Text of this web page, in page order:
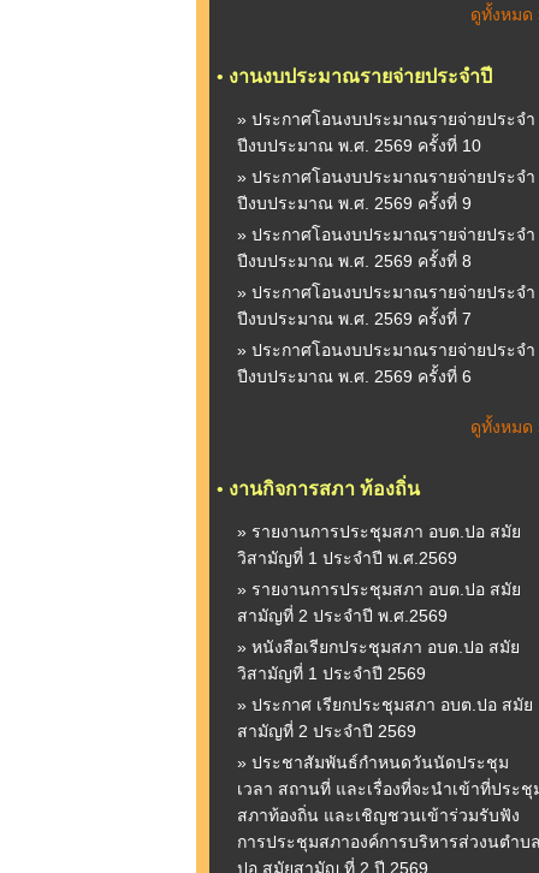
ดูทั้งหมด
• งานงบประมาณรายจ่ายประจำปี
» ประกาศโอนงบประมาณรายจ่ายประจำ
ปีงบประมาณ พ.ศ. 2569 ครั้งที่ 10
» ประกาศโอนงบประมาณรายจ่ายประจำ
ปีงบประมาณ พ.ศ. 2569 ครั้งที่ 9
» ประกาศโอนงบประมาณรายจ่ายประจำ
ปีงบประมาณ พ.ศ. 2569 ครั้งที่ 8
» ประกาศโอนงบประมาณรายจ่ายประจำ
ปีงบประมาณ พ.ศ. 2569 ครั้งที่ 7
» ประกาศโอนงบประมาณรายจ่ายประจำ
ปีงบประมาณ พ.ศ. 2569 ครั้งที่ 6
ดูทั้งหมด
• งานกิจการสภา ท้องถิ่น
» รายงานการประชุมสภา อบต.ปอ สมัย
วิสามัญที่ 1 ประจำปี พ.ศ.2569
» รายงานการประชุมสภา อบต.ปอ สมัย
สามัญที่ 2 ประจำปี พ.ศ.2569
» หนังสือเรียกประชุมสภา อบต.ปอ สมัย
วิสามัญที่ 1 ประจำปี 2569
» ประกาศ เรียกประชุมสภา อบต.ปอ สมัย
สามัญที่ 2 ประจำปี 2569
» ประชาสัมพันธ์กำหนดวันนัดประชุม
เวลา สถานที่ และเรื่องที่จะนำเข้าที่ประชุ
สภาท้องถิ่น และเชิญชวนเข้าร่วมรับฟัง
การประชุมสภาองค์การบริหารส่วงนตำบ
ปอ สมัยสามัญ ที่ 2 ปี 2569